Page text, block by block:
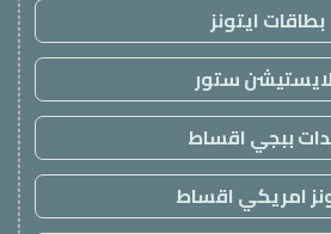
بطاقات ايتونز
ستور
ببجي اقساط
امريكي اقساط